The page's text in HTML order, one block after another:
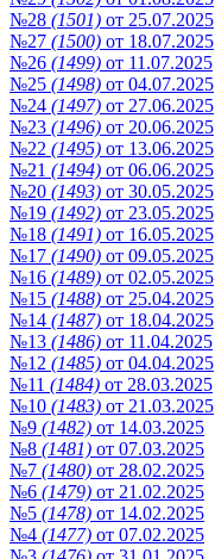
№28 (1501) от 25.07.2025
№27 (1500) от 18.07.2025
№26 (1499) от 11.07.2025
№25 (1498) от 04.07.2025
№24 (1497) от 27.06.2025
№23 (1496) от 20.06.2025
№22 (1495) от 13.06.2025
№21 (1494) от 06.06.2025
№20 (1493) от 30.05.2025
№19 (1492) от 23.05.2025
№18 (1491) от 16.05.2025
№17 (1490) от 09.05.2025
№16 (1489) от 02.05.2025
№15 (1488) от 25.04.2025
№14 (1487) от 18.04.2025
№13 (1486) от 11.04.2025
№12 (1485) от 04.04.2025
№11 (1484) от 28.03.2025
№10 (1483) от 21.03.2025
№9 (1482) от 14.03.2025
№8 (1481) от 07.03.2025
№7 (1480) от 28.02.2025
№6 (1479) от 21.02.2025
№5 (1478) от 14.02.2025
№4 (1477) от 07.02.2025